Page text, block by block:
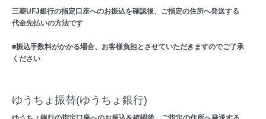
三菱UFJ銀行の指定口座へのお振込を確認後、ご指定の住所へ発送する
代金先払いの方法です
■振込手数料がかかる場合、お客様負担とさせていただきますのでご了承
ください
ゆうちょ振替(ゆうちょ銀行)